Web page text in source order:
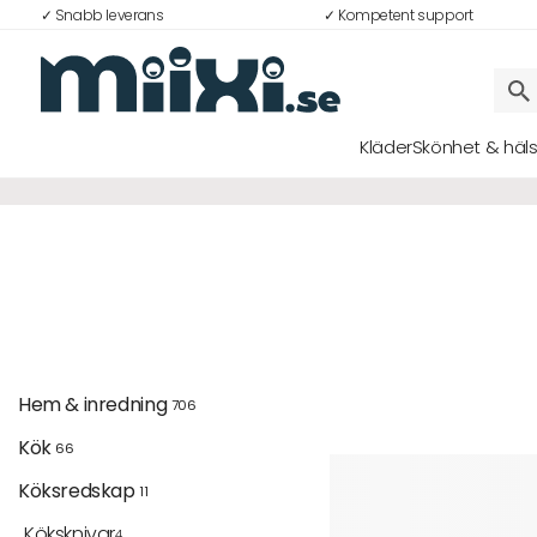
✓ Snabb leverans ✓ Kompetent support
KläderSkönhet &
Bli medlem i Club Miixi
Hem & inredning 706
Kök 66
Köksredskap 11